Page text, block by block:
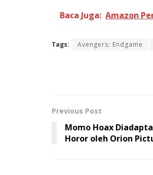
Baca Juga: Amazon
Tags: Avengers: Endgame
Previous Post
Momo Hoax
Horor oleh Orion